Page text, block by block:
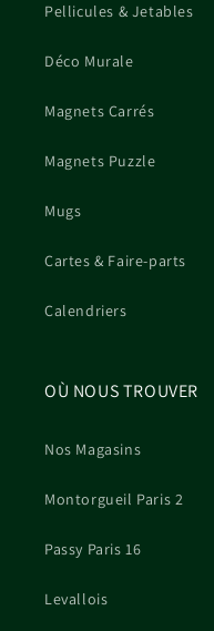
Pellicules & Jetables
Déco Murale
Magnets Carrés
Magnets Puzzle
Mugs
Cartes & Faire-parts
Calendriers
OÙ NOUS TROUVER
Nos Magasins
Montorgueil Paris 2
Passy Paris 16
Levallois